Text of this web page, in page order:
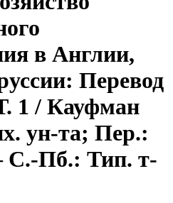
в Англии,
Перевод
1 / Кауфман
ун-та; Пер.:
С.-Пб.: Тип. т-